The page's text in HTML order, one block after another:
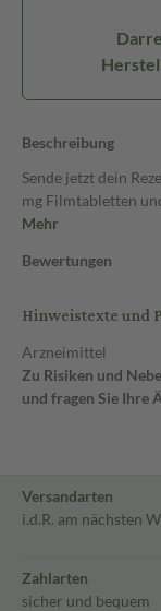
Beschreibung
Sende jetzt dein
mg Filmtabletten
Mehr
Bewertungen
Hinweistexte und
Arzneimittel
Zu Risiken und
und fragen Sie Ihre
Versandarten
i.d.R. am nächsten
Zahlarten
sicher und bequem